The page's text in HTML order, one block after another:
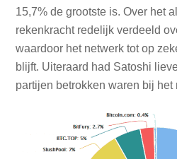
15,7% de grootste is. Over het
rekenkracht redelijk verdeeld
waardoor het netwerk tot op
blijft. Uiteraard had Satoshi
partijen betrokken waren bij het